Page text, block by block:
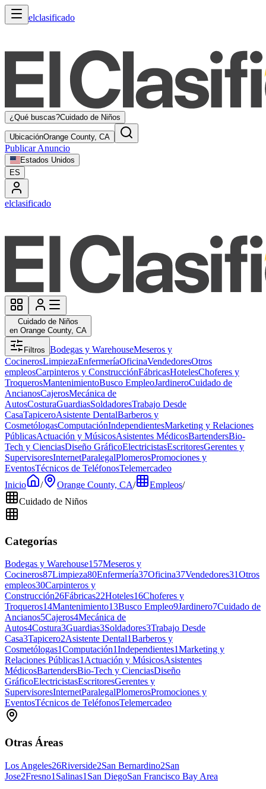
elclasificado
¿Qué buscas?Cuidado de Niños
UbicaciónOrange County, CA
Publicar Anuncio
Estados Unidos
ES
elclasificado
Cuidado de Niños
en Orange County, CA
Filtros Bodegas y WarehouseMeseros y
CocinerosLimpiezaEnfermeríaOficinaVendedoresOtros
empleosCarpinteros y ConstrucciónFábricasHotelesChoferes y
TroquerosMantenimientoBusco EmpleoJardineroCuidado de
AncianosCajerosMecánica de
AutosCosturaGuardiasSoldadoresTrabajo Desde
CasaTapiceroAsistente DentalBarberos y
CosmetólogasComputaciónIndependientesMarketing y Relaciones
PúblicasActuación y MúsicosAsistentes MédicosBartendersBio-
Tech y CienciasDiseño GráficoElectricistasEscritoresGerentes y
SupervisoresInternetParalegalPlomerosPromociones y
EventosTécnicos de TeléfonosTelemercadeo
Inicio
/ Orange County, CA/ Empleos/
Cuidado de Niños
Categorías
Bodegas y Warehouse157Meseros y
Cocineros87Limpieza80Enfermería37Oficina37Vendedores31Otros
empleos30Carpinteros y
Construcción26Fábricas22Hoteles16Choferes y
Troqueros14Mantenimiento13Busco Empleo9Jardinero7Cuidado de
Ancianos5Cajeros4Mecánica de
Autos4Costura3Guardias3Soldadores3Trabajo Desde
Casa3Tapicero2Asistente Dental1Barberos y
Cosmetólogas1Computación1Independientes1Marketing y
Relaciones Públicas1Actuación y MúsicosAsistentes
MédicosBartendersBio-Tech y CienciasDiseño
GráficoElectricistasEscritoresGerentes y
SupervisoresInternetParalegalPlomerosPromociones y
EventosTécnicos de TeléfonosTelemercadeo
Otras Áreas
Los Angeles26Riverside2San Bernardino2San
Jose2Fresno1 Salinas1 San DiegoSan Francisco Bay Area